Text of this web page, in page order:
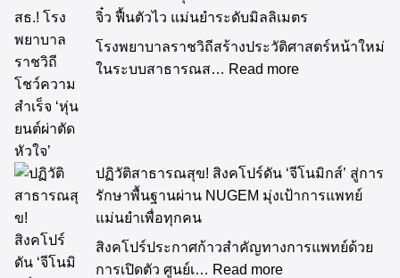
จิ๋ว ฟื้นตัวไว แม่นยำระดับมิลลิเมตร
โรงพยาบาลราชวิถีสร้างประวัติศาสตร์หน้าใหม่
ในระบบสาธารณส… Read more
ปฏิวัติสาธารณสุข! สิงคโปร์ดัน ‘จีโนมิกส์’ สู่การ
รักษาพื้นฐานผ่าน NUGEM มุ่งเป้าการแพทย์
แม่นยำเพื่อทุกคน
สิงคโปร์ประกาศก้าวสำคัญทางการแพทย์ด้วย
การเปิดตัว ศูนย์เ… Read more